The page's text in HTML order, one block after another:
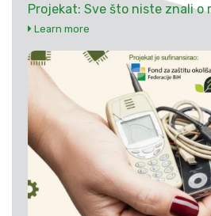
Projekat: Sve što niste znali o
Learn more